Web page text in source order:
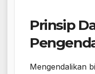
Prinsip
Mengendalikan